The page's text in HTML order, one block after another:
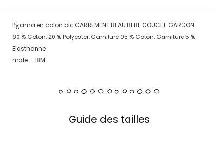
Pyjama en coton bio CARREMENT BEAU BEBE COUCHE GARCON
80 % Coton, 20 % Polyester, Garniture 95 % Coton, Garniture 5 %
Elasthanne
male – 18M
Guide des tailles